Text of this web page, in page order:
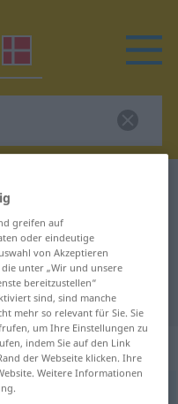
für
greifen auf
oder eindeutige
von Akzeptieren
unter „Wir und unsere
bereitzustellen“
sind, sind manche
mehr so relevant für Sie. Sie
um Ihre Einstellungen zu
indem Sie auf den Link
der Webseite klicken. Ihre
Weitere Informationen